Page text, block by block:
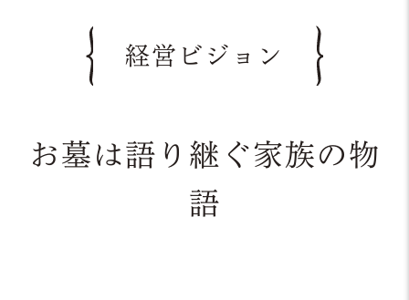
経営ビジョン
お墓は語り継ぐ家族の物
語